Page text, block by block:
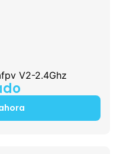
V2-2.4Ghz